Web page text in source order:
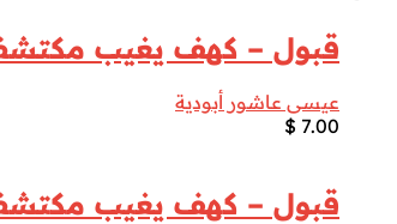
قبول – كهف يغيب
عيسى عاشور أبودية
$ 7.00
قبول – كهف يغيب